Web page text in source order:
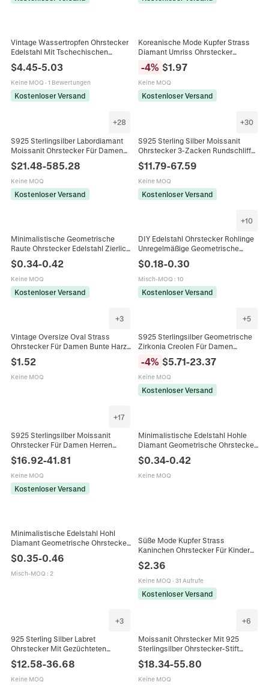
Vintage Wassertropfen Ohrstecker
Edelstahl Mit Tschechischen
Diamanten Vergoldet Luxus
Schmuck Für Frauen
$4.45-5.03
Keine MOQ · 1 Bewertungen
Kostenloser Versand
Koreanische Mode Kupfer Strass
Diamant Umriss Ohrstecker
Geometrisch Minimalistisch Gold
Silber Plattiert Schmuck Für Damen
Geschenk
-4% $1.97
Keine MOQ
Kostenloser Versand
+28
S925 Sterlingsilber Labordiamant
Moissanit Ohrstecker Für Damen
Krappenfassung Minimalistischer
Schmuck
$21.48-585.28
Keine MOQ
Kostenloser Versand
+30
S925 Sterling Silber Moissanit
Ohrstecker 3-Zacken Rundschliff
Sterlingsilber Ohrstecker-Stift
Damen
$11.79-67.59
Keine MOQ
Kostenloser Versand
Minimalistische Geometrische
Raute Ohrstecker Edelstahl Zierlich
Kleine Diamantform Schmuck Für
Frauen Trendig
$0.34-0.42
Keine MOQ
Kostenloser Versand
+10
DIY Edelstahl Ohrstecker Rohlinge
Unregelmäßige Geometrische
Erkenntnisse Rund Diamant Gold
Silber Plattiert Schmuckherstellung
Komponenten
$0.18-0.30
Misch-MOQ : 10
Kostenloser Versand
+3
Vintage Oversize Oval Strass
Ohrstecker Für Damen Bunte Harz
Glas Diamant Geometrische
Legierung Personalisierter
Statement Schmuck
$1.52
Keine MOQ
+5
S925 Sterlingsilber Geometrische
Zirkonia Creolen Für Damen
Hypoallergen Eingelegte Diamant
Ohrstecker Mode Schmuck
Geschenk
-4% $5.71-23.37
Keine MOQ
Kostenloser Versand
+17
S925 Sterlingsilber Moissanit
Ohrstecker Für Damen Herren
Rundschliff Labor Diamant
Ochsenkopf Stil Minimalistischer
Schmuck
$16.92-41.81
Keine MOQ
Kostenloser Versand
Minimalistische Edelstahl Hohle
Diamant Geometrische Ohrstecker
18K Vergoldet Winzige
Diamantform Schmuck Für Damen
$0.34-0.42
Keine MOQ
Minimalistische Edelstahl Hohl
Diamant Geometrische Ohrstecker
Unisex Mode Punk Stil Piercing
Schmuck Gold Silber Schwarz
$0.35-0.46
Misch-MOQ : 2
Süße Mode Kupfer Strass
Kaninchen Ohrstecker Für Kinder
Mädchen Japanischen Stil
Vollständig Mit Diamanten Besetzt
Tier Form Schmuck
$2.36
Keine MOQ · 31 Aufrufe
Kostenloser Versand
+3
925 Sterling Silber Labret
Ohrstecker Mit Gezüchteten
Innengewinde Piercing Schmuck
Für Damen Knorpel
$12.58-36.68
Keine MOQ
+6
Moissanit Ohrstecker Mit 925
Sterlingsilber Ohrstecker-Stift
Rundschliff Labordiamant Ohrringe
Damen Schmuck
$18.34-55.80
Keine MOQ